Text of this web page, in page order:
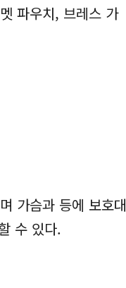
파우치, 브레스 가
가슴과 등에 보호대
수 있다.